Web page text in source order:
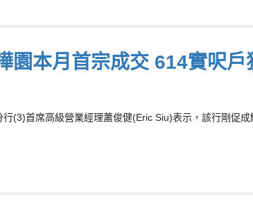
園本月首宗成交 614實呎
行(3)首席高級營業經理蕭俊健(Eric Siu)表示，該行剛促